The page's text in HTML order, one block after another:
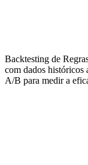
Backtesting de
com dados históricos
A/B para medir a